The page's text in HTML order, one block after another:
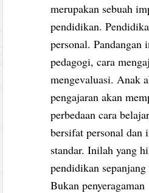
merupakan sebuah
pendidikan.
personal. Pandangan
pedagogi, cara
mengevaluasi. Anak
pengajaran akan
perbedaan cara
bersifat personal
standar. Inilah yang
pendidikan
Bukan penyeragaman